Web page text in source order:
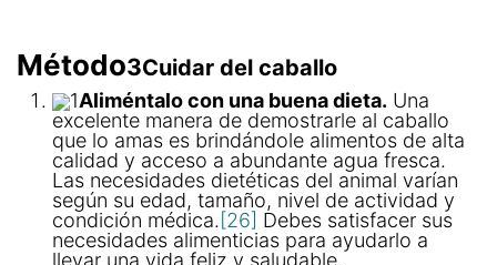
Método3Cuidar del caballo
1Aliméntalo con una buena dieta. Una
excelente manera de demostrarle al caballo
que lo amas es brindándole alimentos de alta
calidad y acceso a abundante agua fresca.
Las necesidades dietéticas del animal varían
según su edad, tamaño, nivel de actividad y
condición médica.[26] Debes satisfacer sus
necesidades alimenticias para ayudarlo a